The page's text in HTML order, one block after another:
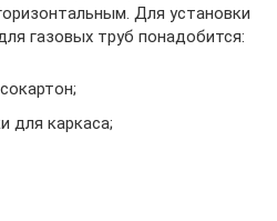
Для установки
газовых труб понадобится:
для каркаса;